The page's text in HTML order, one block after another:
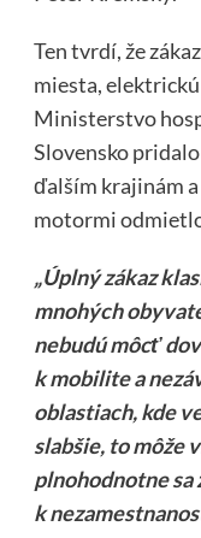
Ten tvrdí, že
miesta,
Ministerstvo
Slovensko
ďalším krajinám
motormi
„Úplný zákaz
mnohých
nebudú môcť
k mobilite a
oblastiach, kde
slabšie, to môže
plnohodnotne
k